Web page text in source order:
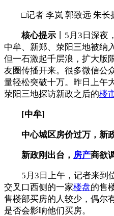
□记者 李岚 郭致远 朱长
核心提示 丨5月3日深夜，
中牟、新郑、荥阳三地被纳
但一石激起千层浪，扩大版
友圈传播开来。很多微信公
量轻松突破十万。昨日上午
荥阳三地探访新政之后的楼
[中牟]
中心城区房价过万，新
新政刚出台， 房产商欲
5月3日上午，记者来到
交叉口西侧的一家楼盘的售
售楼部买房的人较少，偶尔
是否会影响他们买房。